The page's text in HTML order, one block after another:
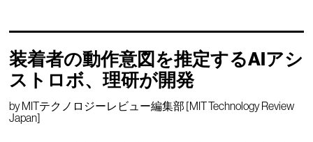
装着者の動作意図を推定するAIアシ
ストロボ、理研が開発
byMITテクノロジーレビュー編集部 [MIT Technology Review
Japan]